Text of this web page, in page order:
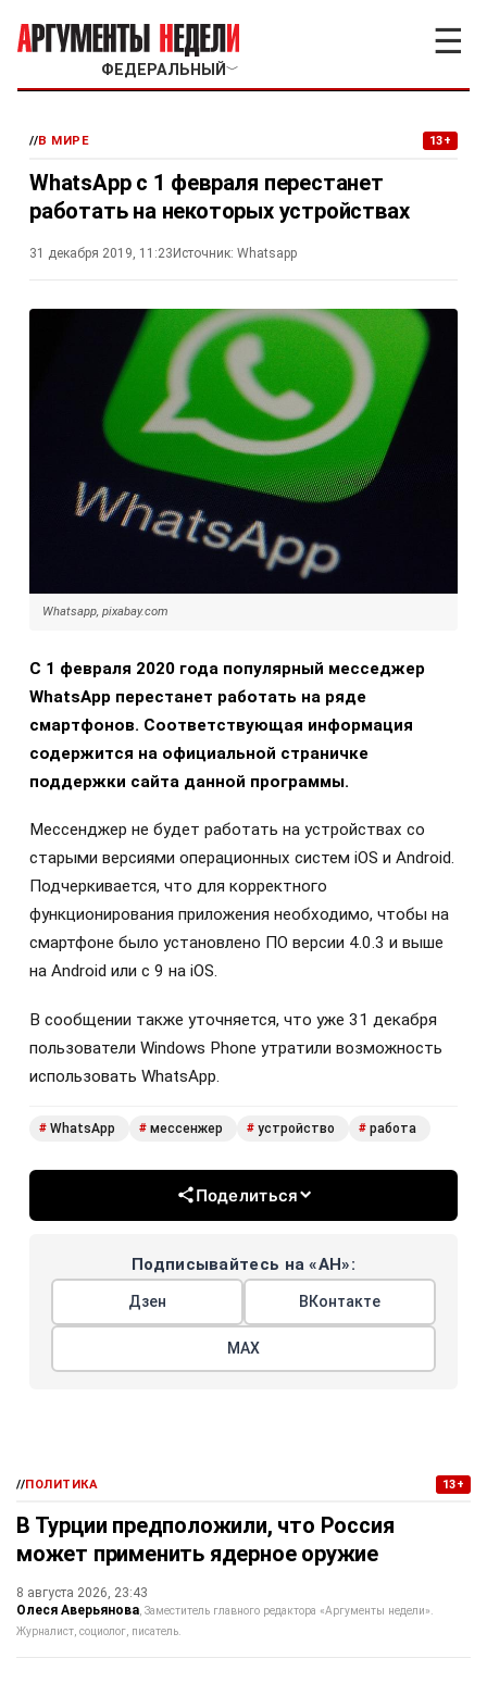
ФЕДЕРАЛЬНЫЙ ﹀
☰
//В МИРЕ 13+
WhatsApp с 1 февраля перестанет
работать на некоторых устройствах
31 декабря 2019, 11:23 Источник: Whatsapp
Whatsapp, pixabay.com
С 1 февраля 2020 года популярный месседжер
WhatsApp перестанет работать на ряде
смартфонов. Соответствующая информация
содержится на официальной страничке
поддержки сайта данной программы.
Мессенджер не будет работать на устройствах со
старыми версиями операционных систем iOS и Android.
Подчеркивается, что для корректного
функционирования приложения необходимо, чтобы на
смартфоне было установлено ПО версии 4.0.3 и выше
на Android или с 9 на iOS.
В сообщении также уточняется, что уже 31 декабря
пользователи Windows Phone утратили возможность
использовать WhatsApp.
# WhatsApp # мессенжер # устройство # работа
Поделиться
Подписывайтесь на «АН»:
Дзен ВКонтакте
МАХ
//ПОЛИТИКА 13+
В Турции предположили, что Россия
может применить ядерное оружие
8 августа 2026, 23:43
Олеся Аверьянова Заместитель главного редактора «Аргументы недели».
Журналист, социолог, писатель.